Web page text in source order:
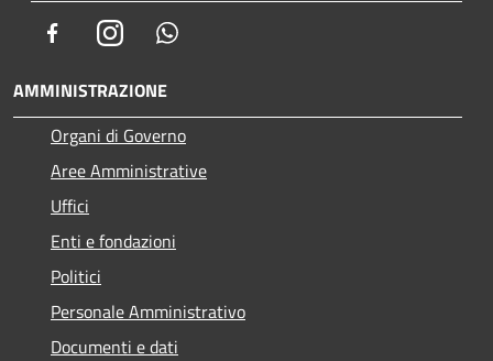
FacebookInstagram
AMMINISTRAZIONE
Organi di Governo
Aree Amministrative
Uffici
Enti e fondazioni
Politici
Personale Amministrativo
Documenti e dati